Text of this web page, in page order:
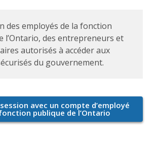
des employés de la fonction
l’Ontario, des entrepreneurs et
autorisés à accéder aux
du gouvernement.